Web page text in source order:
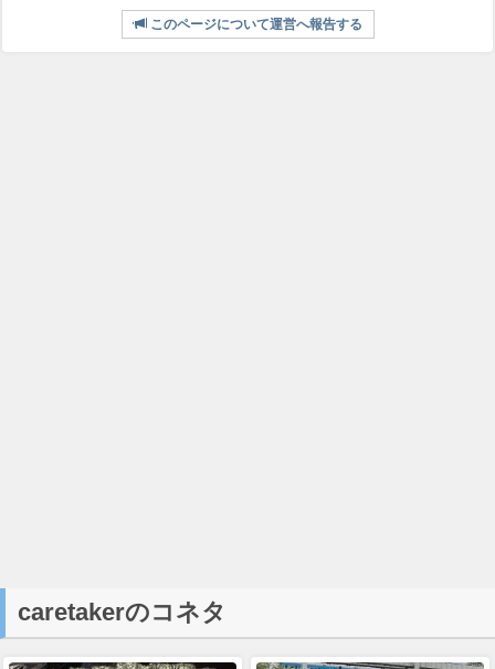
このページについて運営へ報告する
caretakerのコネタ